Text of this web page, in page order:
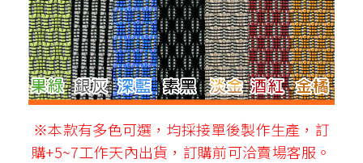
※本款有多色可選，均採接單後製作生產，訂
購+5~7工作天內出貨，訂購前可洽賣場客服。